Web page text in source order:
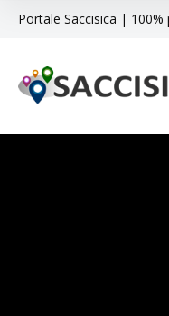
Portale Saccisica |